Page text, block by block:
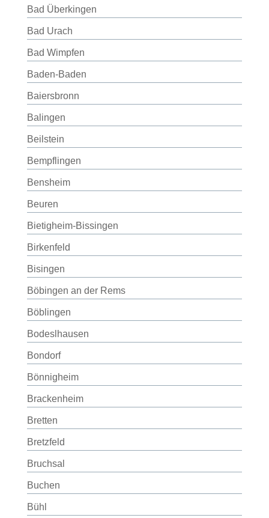
Bad Überkingen
Bad Urach
Bad Wimpfen
Baden-Baden
Baiersbronn
Balingen
Beilstein
Bempflingen
Bensheim
Beuren
Bietigheim-Bissingen
Birkenfeld
Bisingen
Böbingen an der Rems
Böblingen
Bodeslhausen
Bondorf
Bönnigheim
Brackenheim
Bretten
Bretzfeld
Bruchsal
Buchen
Bühl